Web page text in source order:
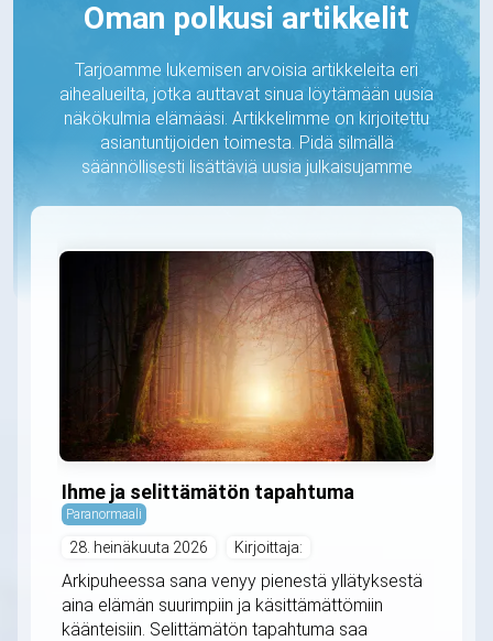
Oman polkusi artikkelit
Tarjoamme lukemisen arvoisia artikkeleita eri
aihealueilta, jotka auttavat sinua löytämään uusia
näkökulmia elämääsi. Artikkelimme on kirjoitettu
asiantuntijoiden toimesta. Pidä silmällä
säännöllisesti lisättäviä uusia julkaisujamme
Ihme ja selittämätön tapahtuma
Paranormaali
28. heinäkuuta 2026 Kirjoittaja:
Arkipuheessa sana venyy pienestä yllätyksestä
aina elämän suurimpiin ja käsittämättömiin
käänteisiin. Selittämätön tapahtuma saa